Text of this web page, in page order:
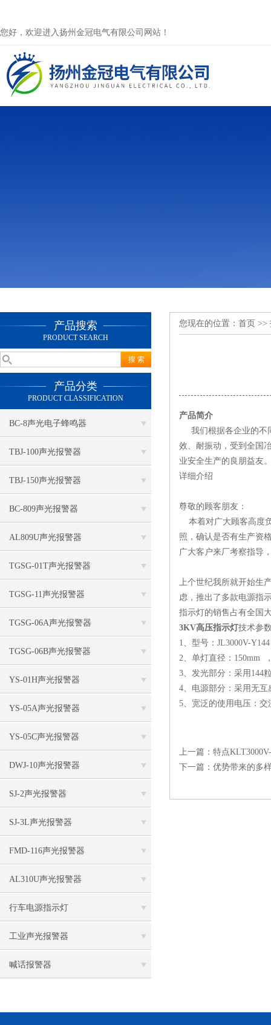
您好，欢迎进入扬州金冠电气有限公司网站！
产品搜索
PRODUCT SEARCH
产品分类
PRODUCT CLASSIFICATION
BC-8声光电子蜂鸣器
TBJ-100声光报警器
TBJ-150声光报警器
BC-809声光报警器
AL809U声光报警器
TGSG-01T声光报警器
TGSG-11声光报警器
TGSG-06A声光报警器
TGSG-06B声光报警器
YS-01H声光报警器
YS-05A声光报警器
YS-05C声光报警器
DWJ-10声光报警器
SJ-2声光报警器
SJ-3L声光报警器
FMD-116声光报警器
AL310U声光报警器
行车电源指示灯
工业声光报警器
喊话报警器
您现在的位置： 首页 >>
产品简介
我们根据各企业的不
效、耐振动，受到全国
业安全生产的良朋益友
详细介绍
尊敬的顾客朋友：
本着对广大顾客高度
照，确认是否有生产资
广大客户来厂考察指导
上个世纪我所就开始生
虑，推出了多款电源指
指示灯的销售占有全国
3KV高压指示灯技术参
1、型号：JL3000V-Y144
2、单灯直径：150mm
3、发光部分：采用144
4、电源部分：采用无
5、宽泛的使用电压：
上一篇： 特点
下一篇： 优势带来的多